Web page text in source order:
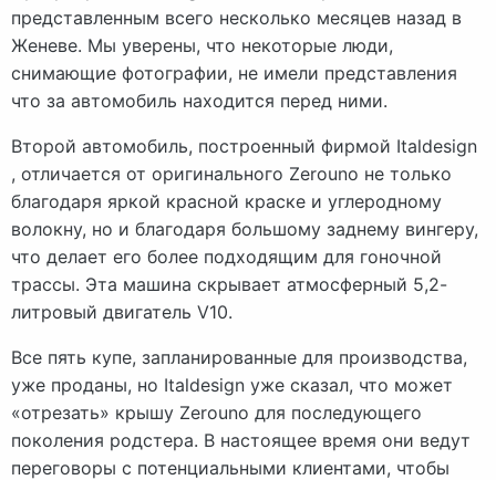
представленным всего несколько месяцев назад в
Женеве. Мы уверены, что некоторые люди,
снимающие фотографии, не имели представления
что за автомобиль находится перед ними.
Второй автомобиль, построенный фирмой Italdesign
, отличается от оригинального Zerouno не только
благодаря яркой красной краске и углеродному
волокну, но и благодаря большому заднему вингеру,
что делает его более подходящим для гоночной
трассы. Эта машина скрывает атмосферный 5,2-
литровый двигатель V10.
Все пять купе, запланированные для производства,
уже проданы, но Italdesign уже сказал, что может
«отрезать» крышу Zerouno для последующего
поколения родстера. В настоящее время они ведут
переговоры с потенциальными клиентами, чтобы